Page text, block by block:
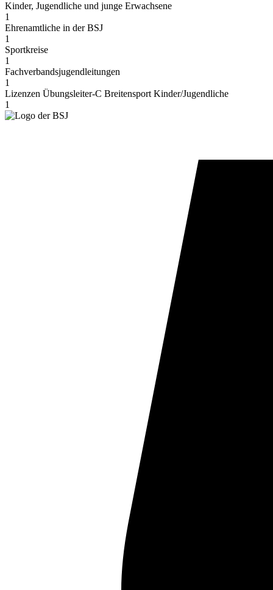
Kin­der, Jugend­li­che und junge Erwach­sene
1
Ehren­amt­li­che in der BSJ
1
Sport­kreise
1
Fachverbands­jugendleitungen
1
Lizen­zen Übungsleiter‑C Brei­ten­sport Kinder/Jugendliche
1